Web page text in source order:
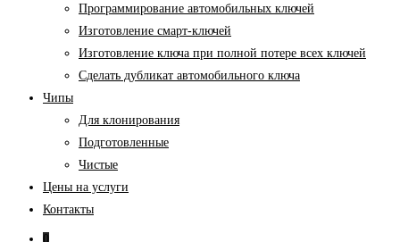
Программирование автомобильных ключей
Изготовление смарт-ключей
Изготовление ключа при полной потере всех ключей
Cделать дубликат автомобильного ключа
Чипы
Для клонирования
Подготовленные
Чистые
Цены на услуги
Контакты
0